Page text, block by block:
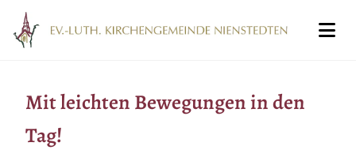
Mit leichten Bewegungen in den
Tag!